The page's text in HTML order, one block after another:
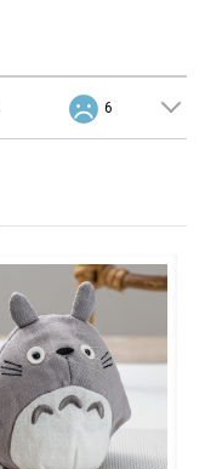
6